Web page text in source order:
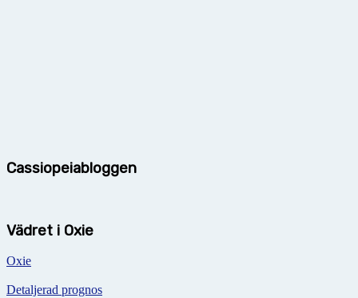
Cassiopeiabloggen
Vädret i Oxie
Oxie
Detaljerad prognos